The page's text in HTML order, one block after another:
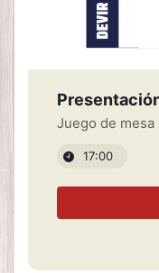
Juego de mesa
17:00